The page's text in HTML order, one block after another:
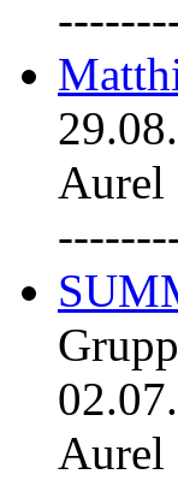
Aurel
Aurel